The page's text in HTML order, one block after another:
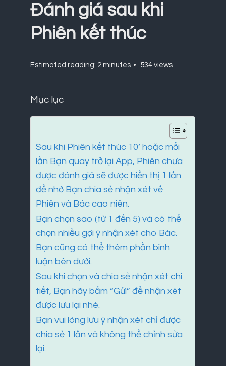
Đánh giá sau khi
Phiên kết thúc
Estimated reading: 2 minutes 534 views
Mục lục
Sau khi Phiên kết thúc 10’ hoặc mỗi
lần Bạn quay trở lại App, Phiên chưa
được đánh giá sẽ được hiển thị 1 lần
để nhờ Bạn chia sẻ nhận xét về
Phiên và Bác cao niên.
Bạn chọn sao (từ 1 đến 5) và có thể
chọn nhiều gợi ý nhận xét cho Bác.
Bạn cũng có thể thêm phần bình
luận bên dưới.
Sau khi chọn và chia sẻ nhận xét chi
tiết, Bạn hãy bấm “Gửi” để nhận xét
được lưu lại nhé.
Bạn vui lòng lưu ý nhận xét chỉ được
chia sẻ 1 lần và không thể chỉnh sửa
lại.